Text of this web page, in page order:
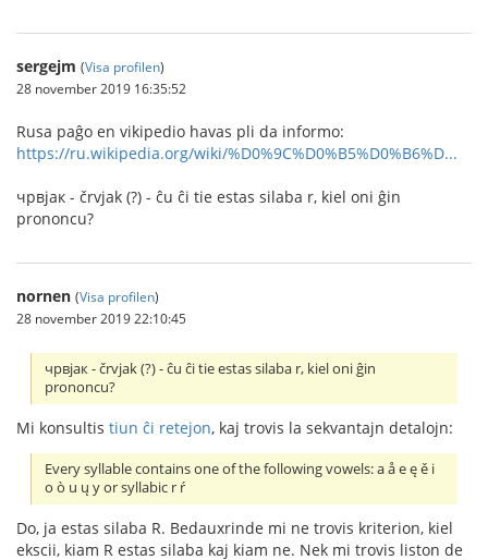
sergejm (Visa profilen)
28 november 2019 16:35:52
Rusa paĝo en vikipedio havas pli da informo:
https://ru.wikipedia.org/wiki/%D0%9C%D0%B5%D0%B6%D...
чрвjак - črvjak (?) - ĉu ĉi tie estas silaba r, kiel oni ĝin
prononcu?
nornen (Visa profilen)
28 november 2019 22:10:45
чрвjак - črvjak (?) - ĉu ĉi tie estas silaba r, kiel oni ĝin
prononcu?
Mi konsultis tiun ĉi retejon, kaj trovis la sekvantajn detalojn:
Every syllable contains one of the following vowels: a å e ę ě i
o ò u ų y or syllabic r ŕ
Do, ja estas silaba R. Bedauxrinde mi ne trovis kriterion, kiel
ekscii, kiam R estas silaba kaj kiam ne. Nek mi trovis liston de